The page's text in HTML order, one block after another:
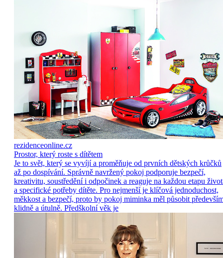
rezidenceonline.cz
Prostor, který roste s dítětem
Je to svět, který se vyvíjí a proměňuje od prvních dětských krůčků
až po dospívání. Správně navržený pokoj podporuje bezpečí,
kreativitu, soustředění i odpočinek a reaguje na každou etapu
a specifické potřeby dítěte. Pro nejmenší je klíčová jednoduchost,
měkkost a bezpečí, proto by pokoj miminka měl působit
klidně a útulně. Předškolní věk je